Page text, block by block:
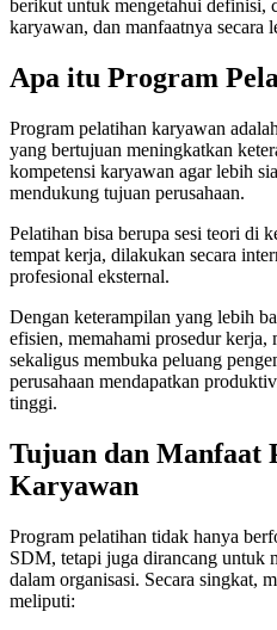
berikut untuk mengetahui definisi,
karyawan, dan manfaatnya secara
Apa itu Program
Program pelatihan karyawan
yang bertujuan meningkatkan
kompetensi karyawan agar lebih
mendukung tujuan perusahaan.
Pelatihan bisa berupa sesi teori di
tempat kerja, dilakukan secara
profesional eksternal.
Dengan keterampilan yang lebih
efisien, memahami prosedur kerja,
sekaligus membuka peluang
perusahaan mendapatkan
tinggi.
Tujuan dan Manfaat
Karyawan
Program pelatihan tidak hanya
SDM, tetapi juga dirancang untuk
dalam organisasi. Secara singkat,
meliputi: